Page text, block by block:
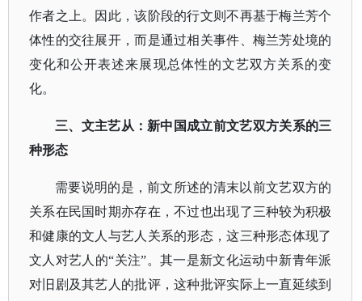
作者之上。因此，该阶段的行文则不再基于梅兰芳个
体性的交往展开，而是通过相关事件、梅兰芳处境的
变化和公开表述来展现总体性的文艺双方关系的变
化。
三、文主艺从：新中国成立前文艺双方关系的三
种形态
需要说明的是，前文所述的清末以前文艺双方的
关系在民国时期亦存在，不过也出现了三种较为积极
和健康的文人与艺人关系的形态，这三种形态体现了
文人对艺人的“关注”。其一是新文化运动中新青年派
对旧剧及其艺人的批评，这种批评实际上一直延续到